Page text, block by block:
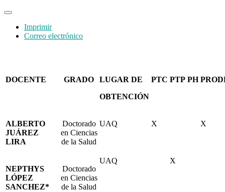
Imprimir
Correo electrónico
DOCENTE GRADO
LUGAR DE
OBTENCIÓN
PTC PTP PH
ALBERTO
JUÁREZ
LIRA
Doctorado
en Ciencias
de la Salud
UAQ X X
NEPTHYS
LÓPEZ
SANCHEZ*
Doctorado
en Ciencias
de la Salud
UAQ X